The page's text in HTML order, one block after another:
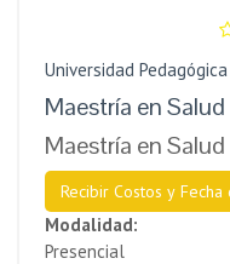
Universidad
Maestría en
Maestría en Salud
Recibir Costos y
Modalidad:
Presencial